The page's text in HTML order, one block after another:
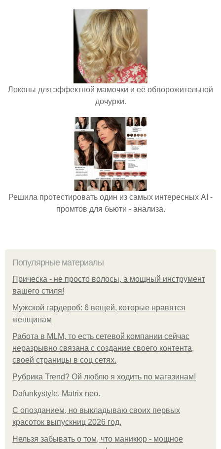
Локоны для эффектной мамочки и её обворожительной
дочурки.
Решила протестировать один из самых интересных AI -
промтов для бьюти - анализа.
Популярные материалы
Прическа - не просто волосы, а мощный инструмент
вашего стиля!
Мужской гардероб: 6 вещей, которые нравятся
женщинам
Работа в MLM, то есть сетевой компании сейчас
неразрывно связана с создание своего контента,
своей страницы в соц сетях.
Рубрика Trend? Ой люблю я ходить по магазинам!
Dafunkystyle. Matrix neo.
С опозданием, но выкладываю своих первых
красоток выпускниц 2026 год.
Нельзя забывать о том, что маникюр - мощное